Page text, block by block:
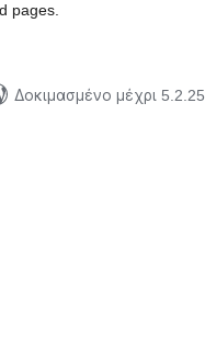
pages.
Δοκιμασμένο μέχρι 5.2.25